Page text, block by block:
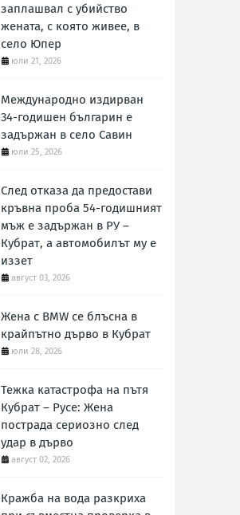
заплашвал с убийство
жената, с която живее, в
село Юпер
юли 21, 2026
Международно издирван
34-годишен българин е
задържан в село Савин
юли 25, 2026
След отказа да предостави
кръвна проба 54-годишният
мъж е задържан в РУ –
Кубрат, а автомобилът му е
иззет
август 03, 2026
Жена с BMW се блъсна в
крайпътно дърво в Кубрат
юли 28, 2026
Тежка катастрофа на пътя
Кубрат – Русе: Жена
пострада сериозно след
удар в дърво
август 02, 2026
Кражба на вода разкриха